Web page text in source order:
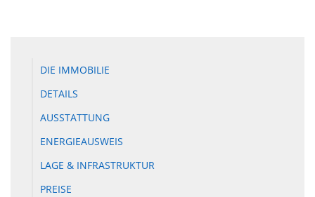
DIE IMMOBILIE
DETAILS
AUSSTATTUNG
ENERGIEAUSWEIS
LAGE & INFRASTRUKTUR
PREISE